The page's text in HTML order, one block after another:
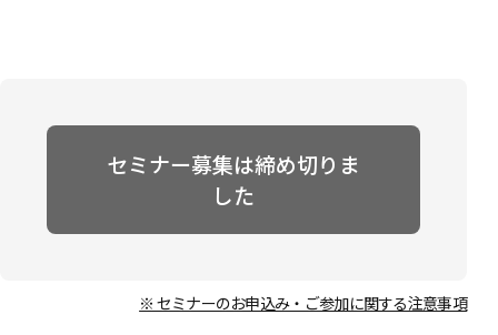
セミナー募集は締め切りま
した
※ セミナーのお申込み・ご参加に関する注意事項